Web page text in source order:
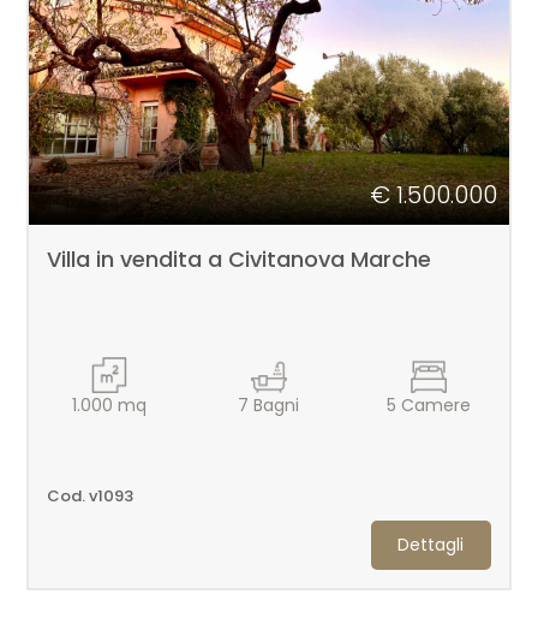
€ 1.500.000
Villa in vendita a Civitanova Marche
1.000 mq 7 Bagni 5 Camere
Cod. v1093
Dettagli
Totale
mq
Locali
Qualsiasi